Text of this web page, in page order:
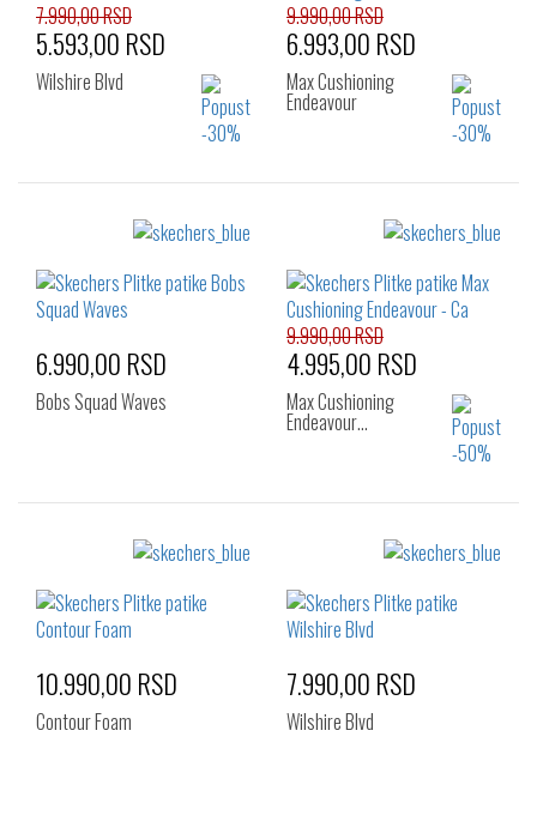
Izaberi željeni broj:
36 37
37.5
38
7.990,00 RSD
5.593,00 RSD
Wilshire Blvd
Izaberi željeni broj:
37 38
38.5
39
39.5
40
9.990,00 RSD
6.993,00 RSD
Max Cushioning
Endeavour
Izaberi željeni broj:
36 37
38
38.5
6.990,00 RSD
Bobs Squad Waves
Izaberi željeni broj:
37 38
38.5
39
9.990,00 RSD
4.995,00 RSD
Max Cushioning
Endeavour…
10.990,00 RSD
Contour Foam
7.990,00 RSD
Wilshire Blvd